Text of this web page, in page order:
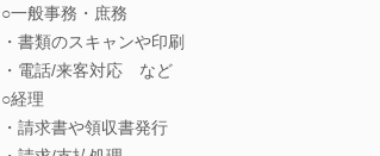
○一般事務・庶務
・書類のスキャンや印刷
・電話/来客対応 など
○経理
・請求書や領収書発行